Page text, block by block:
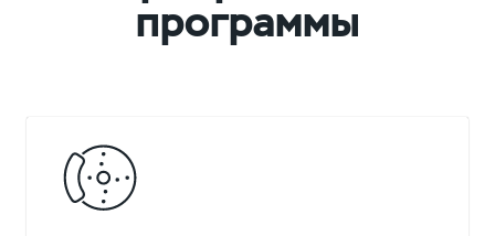
программы